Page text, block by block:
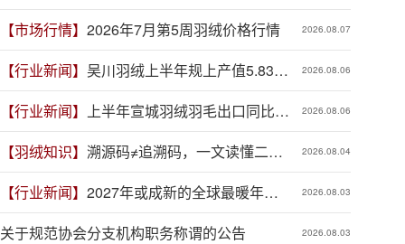
【市场行情】 2026年7月第5周羽绒价格行情 2026.08.07
【行业新闻】 吴川羽绒上半年规上产值5.83亿
元，同比增长19.3%
2026.08.06
【行业新闻】
上半年宣城羽绒羽毛出口同比增
长41.9%
2026.08.06
【羽绒知识】 溯源码≠追溯码，一文读懂二者
区别
2026.08.04
【行业新闻】 2027年或成新的全球最暖年
份，对羽绒产业有何影响？
2026.08.03
关于规范协会分支机构职务称谓的公告 2026.08.03